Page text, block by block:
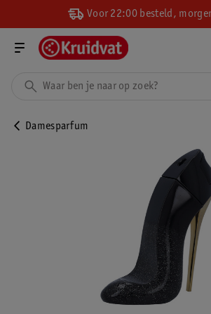
Voor 22:00 besteld,
Damesparfum